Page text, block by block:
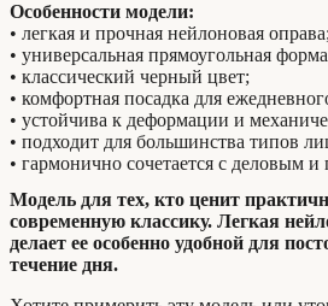
Особенности модели:
• легкая и прочная нейлоновая оправа;
• универсальная прямоугольная
• классический черный цвет;
• комфортная посадка для
• устойчива к деформации и
• подходит для большинства типов
• гармонично сочетается с деловым
Модель для тех, кто ценит
современную классику. Легкая
делает ее особенно удобной для
течение дня.